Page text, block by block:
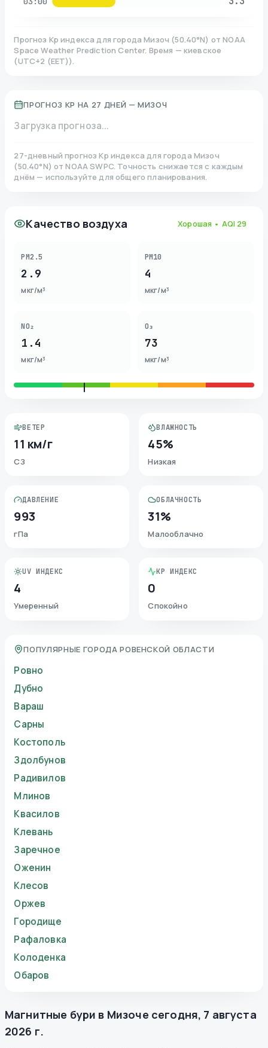
Прогноз Kp индекса для города Мизоч (50.40°N) от NOAA
Space Weather Prediction Center. Время — киевское
(UTC+2 (EET)).
ПРОГНОЗ KP НА 27 ДНЕЙ — МИЗОЧ
Загрузка прогноза...
27-дневный прогноз Kp индекса для города Мизоч
(50.40°N)от NOAA SWPC. Точность снижается с каждым
днём — используйте для общего планирования.
Качество воздуха Хорошая • AQI 29
PM2.5
2.9
мкг/м³
PM10
4
мкг/м³
NO₂
1.4
мкг/м³
O₃
73
мкг/м³
ВЕТЕР
11 км/г
СЗ
ВЛАЖНОСТЬ
45%
Низкая
ДАВЛЕНИЕ
993
гПа
ОБЛАЧНОСТЬ
31%
Малооблачно
UV ИНДЕКС
4
Умеренный
KP ИНДЕКС
0
Спокойно
ПОПУЛЯРНЫЕ ГОРОДА РОВЕНСКОЙ ОБЛАСТИ
Ровно
Дубно
Вараш
Сарны
Костополь
Здолбунов
Радивилов
Млинов
Квасилов
Клевань
Заречное
Оженин
Клесов
Оржев
Городище
Рафаловка
Колоденка
Обаров
Магнитные бури в Мизоче сегодня, 7 августа
2026 г.